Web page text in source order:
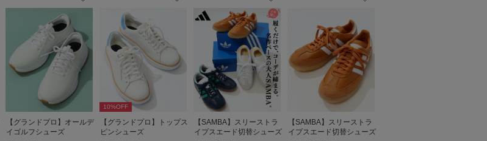
【グランドプロ】オールデ
イゴルフシューズ
10%OFF
【グランドプロ】トップス
ピンシューズ
【SAMBA】スリーストラ
イプスエード切替シューズ
【SAMBA】スリーストラ
イプスエード切替シューズ